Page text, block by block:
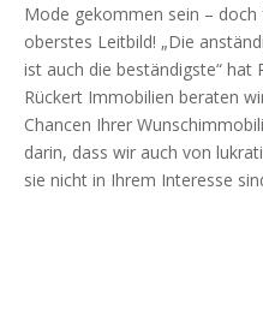
Mode gekommen sein –
oberstes Leitbild! „Die
ist auch die beständigste“ hat
Rückert Immobilien beraten
Chancen Ihrer
darin, dass wir auch von
sie nicht in Ihrem Interesse